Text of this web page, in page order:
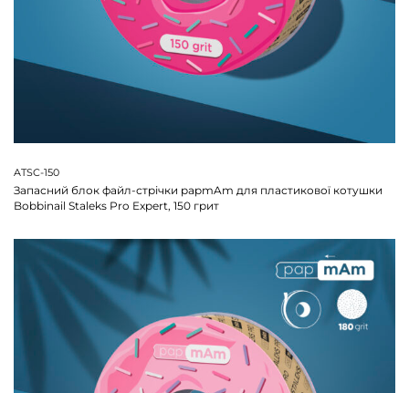
ATSC-150
Запасний блок файл-стрічки papmAm для пластикової котушки
Bobbinail Staleks Pro Expert, 150 грит